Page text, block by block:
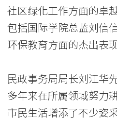
局
局
长
嘉
许」
社区绿化工作方面的卓
包括国际学院总监刘信
环保教育方面的杰出表
民政事务局局长刘江华
多年来在所属领域努力
市民生活增添了不少姿